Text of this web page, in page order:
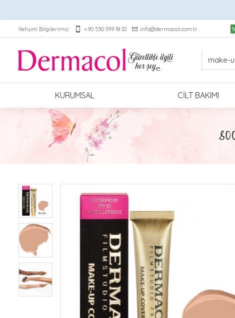
İletişim Bilgilerimiz: +90 530 399 18 32 info@dermacol.com.tr
KURUMSAL CILT BAKIMI